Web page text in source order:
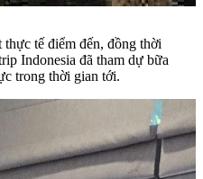
tế điểm đến, đồng thời
Indonesia đã tham dự bữa
trong thời gian tới.